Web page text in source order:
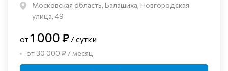
Московская область, Балашиха, Новгородская
улица, 49
от1 000 ₽ / сутки
от 30 000 ₽ / месяц